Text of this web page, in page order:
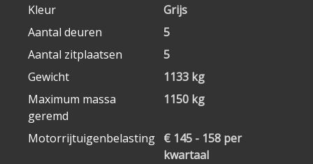
Kleur
Grijs
Aantal deuren
5
Aantal zitplaatsen
5
Gewicht
1133 kg
Maximum massa
geremd
1150 kg
Motorrijtuigenbelasting € 145 - 158 per
kwartaal